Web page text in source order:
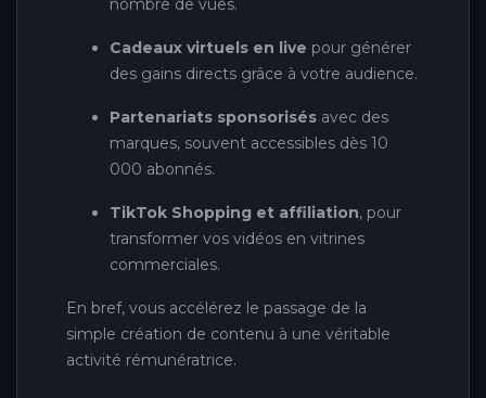
nombre de vues.
Cadeaux virtuels en live pour générer
des gains directs grâce à votre audience.
Partenariats sponsorisés avec des
marques, souvent accessibles dès 10
000 abonnés.
TikTok Shopping et affiliation, pour
transformer vos vidéos en vitrines
commerciales.
En bref, vous accélérez le passage de la
simple création de contenu à une véritable
activité rémunératrice.